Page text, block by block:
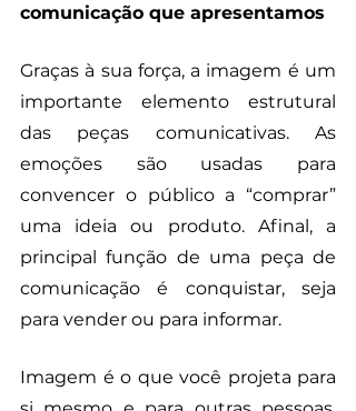
comunicação que apresentamos
Graças à sua força, a imagem é um
importante elemento estrutural
das peças comunicativas. As
emoções são usadas para
convencer o público a “comprar”
uma ideia ou produto. Afinal, a
principal função de uma peça de
comunicação é conquistar, seja
para vender ou para informar.
Imagem é o que você projeta para